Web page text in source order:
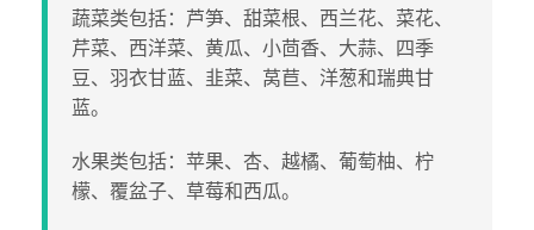
蔬菜类包括：芦笋、甜菜根、西兰花、菜花、
芹菜、西洋菜、黄瓜、小茴香、大蒜、四季
豆、羽衣甘蓝、韭菜、莴苣、洋葱和瑞典甘
蓝。
水果类包括：苹果、杏、越橘、葡萄柚、柠
檬、覆盆子、草莓和西瓜。